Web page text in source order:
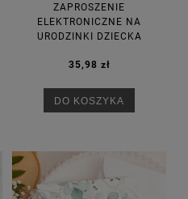
ZAPROSZENIE
ELEKTRONICZNE NA
URODZINKI DZIECKA
35,98 zł
DO KOSZYKA